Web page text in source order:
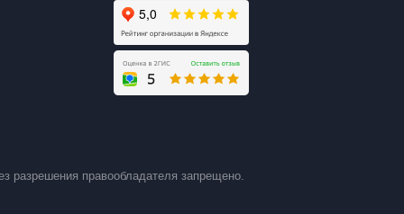
разрешения правообладателя запрещено.